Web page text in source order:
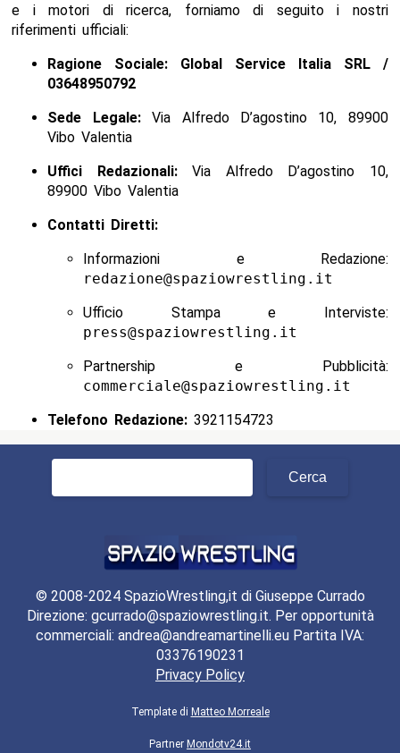
e i motori di ricerca, forniamo di seguito i nostri
riferimenti ufficiali:
Ragione Sociale: Global Service Italia SRL /
03648950792
Sede Legale:Via Alfredo D’agostino 10, 89900
Vibo Valentia
Uffici Redazionali:Via Alfredo D’agostino 10,
89900 Vibo Valentia
Contatti Diretti:
Informazioni e Redazione:
redazione@spaziowrestling.it
Ufficio Stampa e Interviste:
press@spaziowrestling.it
Partnership e Pubblicità:
commerciale@spaziowrestling.it
Telefono Redazione: 3921154723
Ricerca
© 2008-2024 SpazioWrestling,it di Giuseppe Currado
Direzione: gcurrado@spaziowrestling.it. Per opportunità
commerciali: andrea@andreamartinelli.eu Partita IVA:
03376190231
Privacy Policy
Template di Matteo Morreale
Partner Mondotv24.it